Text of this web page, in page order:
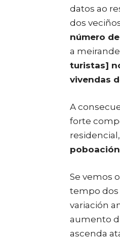
datos ao
dos
número
a
turistas]
vivendas
A
forte
Se vemos
tempo dos
variación
aumento
ascenda